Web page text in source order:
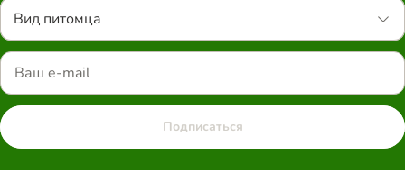
Вид питомца
Подписаться